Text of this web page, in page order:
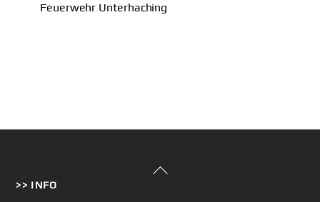
Feuerwehr Unterhaching
Back
>> INFO